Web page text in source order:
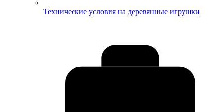
Технические условия на деревянные игрушки